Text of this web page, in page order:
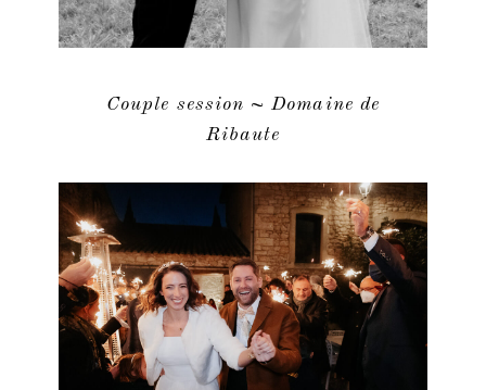
Couple session ~ Domaine de
Ribaute